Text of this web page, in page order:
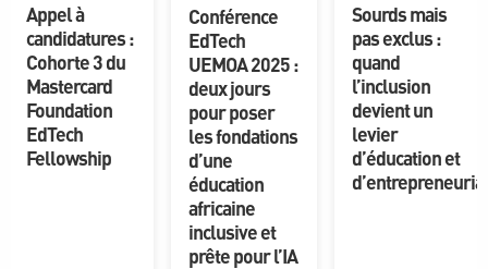
Appel à
candidatures :
Cohorte 3 du
Mastercard
Foundation
EdTech
Fellowship
Conférence
EdTech
UEMOA 2025 :
deux jours
pour poser
les fondations
d’une
éducation
africaine
inclusive et
prête pour l’IA
Sourds mais
pas exclus :
quand
l’inclusion
devient un
levier
d’éducation et
d’entrepreneuriat